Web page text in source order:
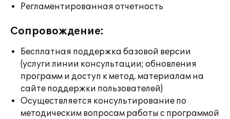
Регламентированная отчетность
Сопровождение:
Бесплатная поддержка базовой версии
(услуги линии консультации; обновления
программ и доступ к метод. материалам на
сайте поддержки пользователей)
Осуществляется консультирование по
методическим вопросам работы с программой